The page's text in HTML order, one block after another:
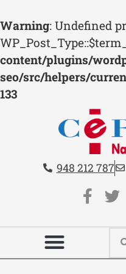
Warning: Undefined
content/plugins/
seo/src/helpers/
133
Contacto cabecera
Teléfono:
948 212 787
Redes sociales